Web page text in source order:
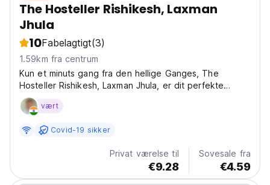
The Hosteller Rishikesh, Laxman
Jhula
10Fabelagtigt(3)
1.59km fra centrum
Kun et minuts gang fra den hellige Ganges, The
Hosteller Rishikesh, Laxman Jhula, er dit perfekte
spirituelle getaway i Yoga Capital. Vores rummelige
sovesale og private værelser med udsigt over floden
vært
Covid-19 sikker
Privat værelse til
€9.28
Sovesale fra
€4.59